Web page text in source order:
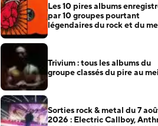
Les 10 pires albums
par 10 groupes pourtant
légendaires du rock et du
Trivium : tous les albums du
groupe classés du pire au
Sorties rock & metal du 7
2026 : Electric Callboy,